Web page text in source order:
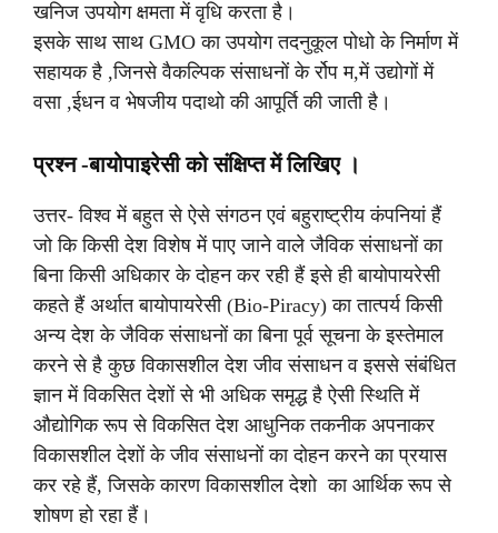
खनिज उपयोग क्षमता में वृधि करता है।
इसके साथ साथ GMO का उपयोग तदनुकूल पोधो के निर्माण में
सहायक है ,जिनसे वैकल्पिक संसाधनों के र्रोप म,में उद्योगों में
वसा ,ईधन व भेषजीय पदाथो की आपूर्ति की जाती है।
प्रश्न -बायोपाइरेसी को संक्षिप्त में लिखिए ।
उत्तर- विश्व में बहुत से ऐसे संगठन एवं बहुराष्ट्रीय कंपनियां हैं
जो कि किसी देश विशेष में पाए जाने वाले जैविक संसाधनों का
बिना किसी अधिकार के दोहन कर रही हैं इसे ही बायोपायरेसी
कहते हैं अर्थात बायोपायरेसी (Bio-Piracy) का तात्पर्य किसी
अन्य देश के जैविक संसाधनों का बिना पूर्व सूचना के इस्तेमाल
करने से है कुछ विकासशील देश जीव संसाधन व इससे संबंधित
ज्ञान में विकसित देशों से भी अधिक समृद्ध है ऐसी स्थिति में
औद्योगिक रूप से विकसित देश आधुनिक तकनीक अपनाकर
विकासशील देशों के जीव संसाधनों का दोहन करने का प्रयास
कर रहे हैं, जिसके कारण विकासशील देशो का आर्थिक रूप से
शोषण हो रहा हैं।